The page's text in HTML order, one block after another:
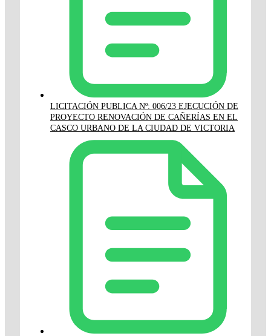
LICITACIÓN PUBLICA Nº: 006/23 EJECUCIÓN DE
PROYECTO RENOVACIÓN DE CAÑERÍAS EN EL
CASCO URBANO DE LA CIUDAD DE VICTORIA